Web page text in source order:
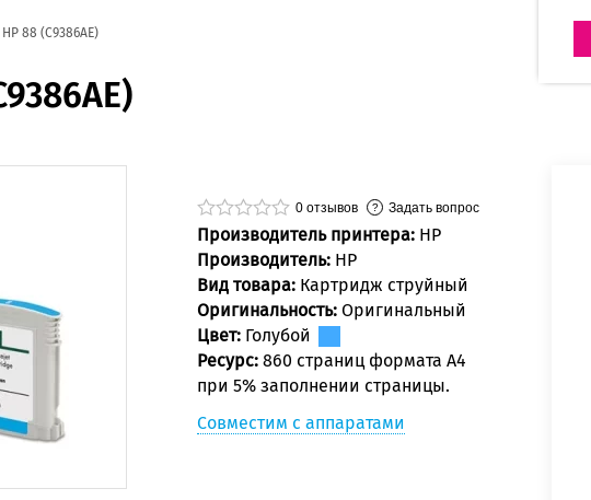
88 (C9386AE)
0 отзывов Задать вопрос
Производитель принтера: HP
Производитель: HP
Вид товара: Картридж струйный
Оригинальность: Оригинальный
Цвет: Голубой
Ресурс: 860 страниц формата А4
при 5% заполнении страницы.
Совместим с аппаратами